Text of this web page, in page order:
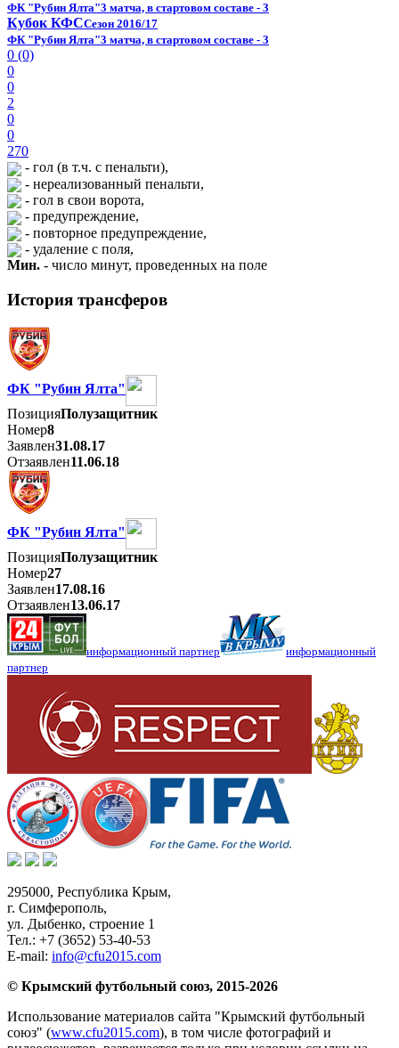
ФК "Рубин Ялта"3 матча, в стартовом составе - 3
Кубок КФССезон 2016/17
ФК "Рубин Ялта"3 матча, в стартовом составе - 3
0 (0)
0
0
2
0
0
270
- гол (в т.ч. с пенальти),
- нереализованный пенальти,
- гол в свои ворота,
- предупреждение,
- повторное предупреждение,
- удаление с поля,
Мин. - число минут, проведенных на поле
История трансферов
ФК "Рубин Ялта"
ПозицияПолузащитник
Номер8
Заявлен31.08.17
Отзаявлен11.06.18
ФК "Рубин Ялта"
ПозицияПолузащитник
Номер27
Заявлен17.08.16
Отзаявлен13.06.17
информационный партнер
информационный
партнер
295000, Республика Крым,
г. Симферополь,
ул. Дыбенко, строение 1
Тел.: +7 (3652) 53-40-53
E-mail: info@cfu2015.com
© Крымский футбольный союз, 2015-2026
Использование материалов сайта "Крымский футбольный
союз" (www.cfu2015.com), в том числе фотографий и